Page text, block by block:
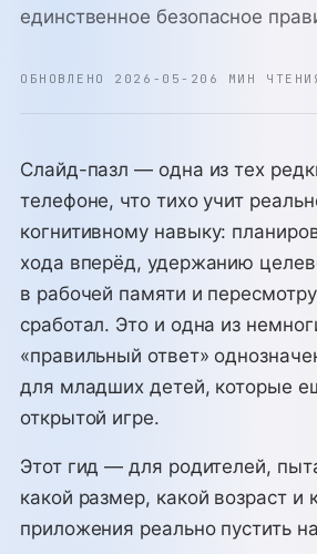
единственное безопасное
ОБНОВЛЕНО 2026-05-20 6 МИН
Слайд-пазл — одна из тех
телефоне, что тихо учит
когнитивному навыку:
хода вперёд, удержанию
в рабочей памяти и
сработал. Это и одна из
«правильный ответ»
для младших детей, которые
открытой игре.
Этот гид — для родителей,
какой размер, какой возраст и
приложения реально пустить